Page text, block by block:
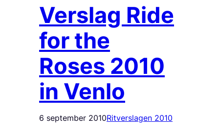
Verslag Ride
for the
Roses 2010
in Venlo
6 september 2010Ritverslagen 2010